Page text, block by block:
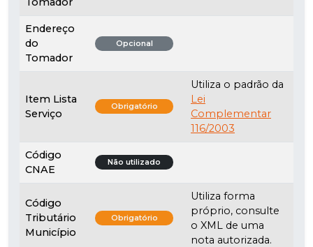
Endereço
do
Tomador
Opcional
Item Lista
Serviço
Obrigatório
Utiliza o padrão da
Lei
Complementar
116/2003
Código
CNAE
Não utilizado
Código
Tributário
Município
Obrigatório
Utiliza forma
próprio, consulte
o XML de uma
nota autorizada.